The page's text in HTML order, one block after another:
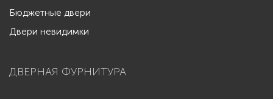
Бюджетные двери
Двери невидимки
ДВЕРНАЯ ФУРНИТУРА